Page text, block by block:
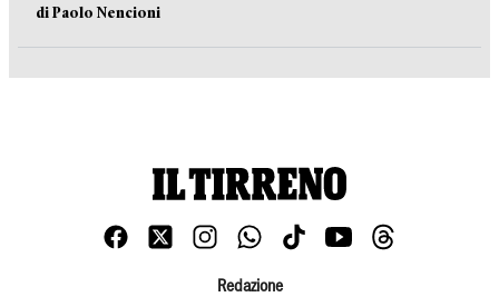
di Paolo Nencioni
Redazione